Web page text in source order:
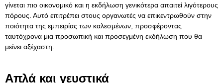
γίνεται πιο οικονομικό και η εκδήλωση γενικότερα απαιτεί λιγότερους
πόρους. Αυτό επιτρέπει στους οργανωτές να επικεντρωθούν στην
ποιότητα της εμπειρίας των καλεσμένων, προσφέροντας
ταυτόχρονα μια προσωπική και προσεγμένη εκδήλωση που θα
μείνει αξέχαστη.
Απλά και γευστικά